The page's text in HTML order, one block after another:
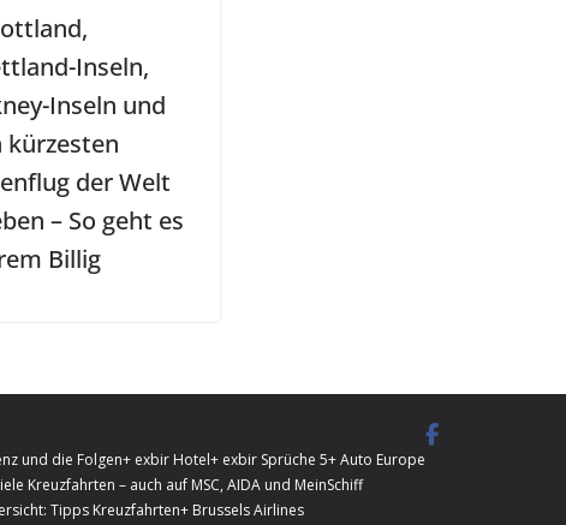
Inseln,
Inseln und
kürzesten
der Welt
– So geht es
Billig
und die Folgen+ exbir Hotel+ exbir Sprüche 5+ Auto Europe
Kreuzfahrten – auch auf MSC, AIDA und MeinSchiff
Tipps Kreuzfahrten+ Brussels Airlines